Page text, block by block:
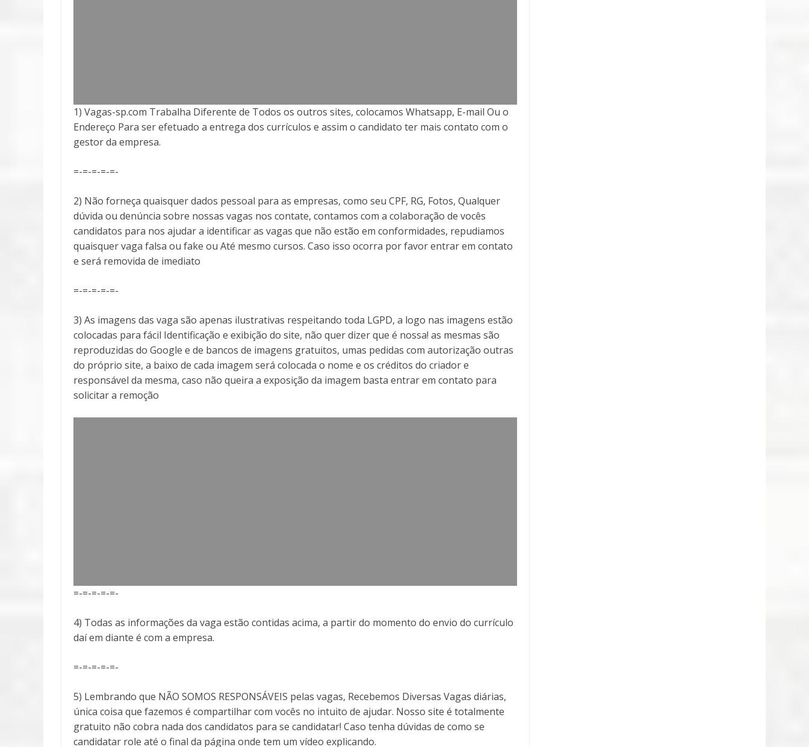
1) Vagas-sp.com Trabalha Diferente de Todos os outros sites, colocamos Whatsapp, E-mail Ou o
Endereço Para ser efetuado a entrega dos currículos e assim o candidato ter mais contato com o
gestor da empresa.
=-=-=-=-=-
2) Não forneça quaisquer dados pessoal para as empresas, como seu CPF, RG, Fotos, Qualquer
dúvida ou denúncia sobre nossas vagas nos contate, contamos com a colaboração de vocês
candidatos para nos ajudar a identificar as vagas que não estão em conformidades, repudiamos
quaisquer vaga falsa ou fake ou Até mesmo cursos. Caso isso ocorra por favor entrar em contato
e será removida de imediato
=-=-=-=-=-
3) As imagens das vaga são apenas ilustrativas respeitando toda LGPD, a logo nas imagens estão
colocadas para fácil Identificação e exibição do site, não quer dizer que é nossa! as mesmas são
reproduzidas do Google e de bancos de imagens gratuitos, umas pedidas com autorização outras
do próprio site, a baixo de cada imagem será colocada o nome e os créditos do criador e
responsável da mesma, caso não queira a exposição da imagem basta entrar em contato para
solicitar a remoção
=-=-=-=-=-
4) Todas as informações da vaga estão contidas acima, a partir do momento do envio do currículo
daí em diante é com a empresa.
=-=-=-=-=-
5) Lembrando que NÃO SOMOS RESPONSÁVEIS pelas vagas, Recebemos Diversas Vagas diárias,
única coisa que fazemos é compartilhar com vocês no intuito de ajudar. Nosso site é totalmente
gratuito não cobra nada dos candidatos para se candidatar! Caso tenha dúvidas de como se
candidatar role até o final da página onde tem um vídeo explicando.